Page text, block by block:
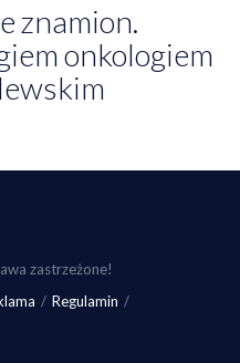
znamion.
onkologiem
zastrzeżone!
Regulamin